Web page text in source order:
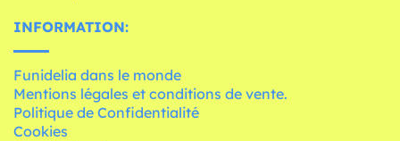
INFORMATION:
Funidelia dans le monde
Mentions légales et conditions de vente.
Politique de Confidentialité
Cookies